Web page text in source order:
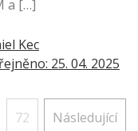
a […]
Kec
25. 04. 2025
72 Následující